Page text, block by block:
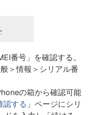
番号」を確認する。
＞情報＞シリアル番
の箱から確認可能
認する 」ページにシリ